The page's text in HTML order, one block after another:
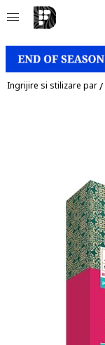
Ingrijire si stilizare par/